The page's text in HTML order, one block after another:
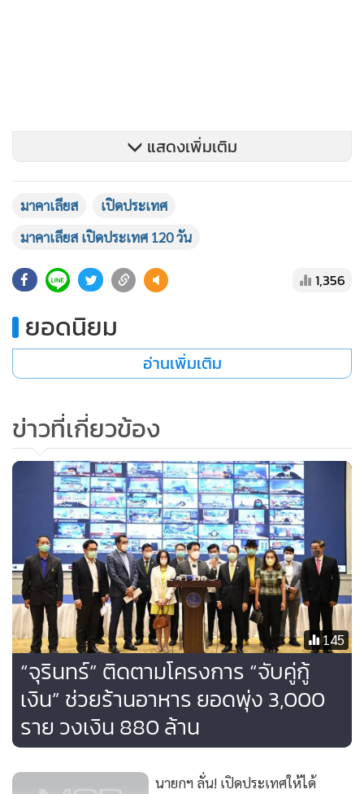
นางสาวณีรนุช ไตรจักร์วนิช ประธานกรรมการบริหาร บริษัท มา
คาเลียส ประเทศไทย จำกัด กล่าวว่า “จากการที่รัฐบาลได้
แถลงการณ์ถึงการตั้งเป้าเอาไว้ว่าประเทศไทยจะต้องเปิด
มิถุนายน) ส่วนเมืองท่องเที่ยวที่สำคัญๆ หากพร้อมได้เร็วกว่าก็
ควรทยอยเปิดให้ได้เร็วกว่านั้น นักท่องเที่ยวที่ฉีดวัคซีนครบโดส
เรียบร้อยแล้ว ควรเดินทางเข้าประเทศไทยได้โดยไม่ต้องกักตัว
ไทยที่เดินทางไปต่างประเทศ หากเป็นคนที่ฉีดวัคซีนครบโดสแล้ว
ก็ควรที่จะสามารถเดินทางกลับเข้าประเทศของตัวเองได้โดยไม่
ต้องกักตัวเช่นเดียวกัน
โดยบริษัทฯ เข้าใจเป็นอย่างดีว่าธุรกิจท่องเที่ยว ถือเป็น
อุตสาหกรรมที่สร้างรายได้หลักให้กับประเทศไทย แต่ทั้งนี้การ
เปิดประเทศเพื่อกระตุ้นการท่องเที่ยวต้องทำอย่างรอบครอบ
และพิจารณาให้รอบด้าน เพราะหากเกิดการแพร่ระบาดของ
ไวรัสโควิด-19 ขึ้นอีกจะกลายเป็นสึนามิการท่องเที่ยวลูกที่ 4 ของ
ประเทศไทย กลุ่มผู้ประกอบการธุรกิจท่องเที่ยวจะเป็นคนกลุ่ม
แรกที่ได้รับผลกระทบอย่างรุนแรง และจะเกิดอาฟเตอร์ช็อคตาม
มาต่อกลุ่มธุรกิจอื่นๆ
ดังนั้น สิ่งที่รัฐบาลต้องคำนึงคือ “การดูแลคนในก่อนรับคนนอก”
ครอบคลุมร้อยละ 70% ของจำนวนประชากรประเทศไทยเพื่อ
แสดงเพิ่มเติม
มาคาเลียส
เปิดประเทศ
มาคาเลียส เปิดประเทศ 120 วัน
1,356
ยอดนิยม
อ่านเพิ่มเติม
ข่าวที่เกี่ยวข้อง
145
“จุรินทร์” ติดตามโครงการ “จับคู่กู้
เงิน” ช่วยร้านอาหาร ยอดพุ่ง 3,000
ราย วงเงิน 880 ล้าน
นายกฯ ลั่น! เปิดประเทศให้ได้